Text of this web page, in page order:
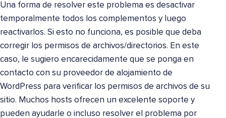
Una forma de resolver este problema es desactivar
temporalmente todos los complementos y luego
reactivarlos. Si esto no funciona, es posible que deba
corregir los permisos de archivos/directorios. En este
caso, le sugiero encarecidamente que se ponga en
contacto con su proveedor de alojamiento de
WordPress para verificar los permisos de archivos de su
sitio. Muchos hosts ofrecen un excelente soporte y
pueden ayudarle o incluso resolver el problema por